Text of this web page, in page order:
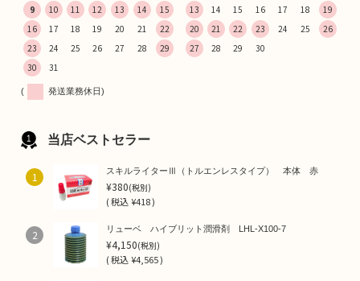
9
10 11 12 13 14
15
16
17 18 19 20 21
22
23
24 25 26 27 28
29
30
31
13
14 15 16 17 18
19
20
21 22 23 24 25
26
27
28 29 30
( 発送業務休日)
当店ベストセラー
1 スキルライターⅢ（トルエンレスタイプ） 本体 赤
¥380(税別)
(税込¥418 )
2 リューベ ハイブリット潤滑剤 LHL-X100-7
¥4,150(税別)
(税込¥4,565 )